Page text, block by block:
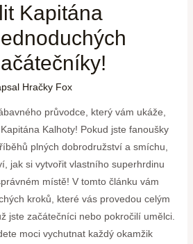
Kapitána
Hračky Fox
průvodce, který vám ukáže,
Kalhoty! Pokud jste fanoušky
plných dobrodružství a smíchu,
jak si vytvořit vlastního superhrdinu
místě! V tomto článku vám
kroků, které vás provedou celým
jste začátečníci nebo pokročilí umělci.
moci vychutnat každý okamžik